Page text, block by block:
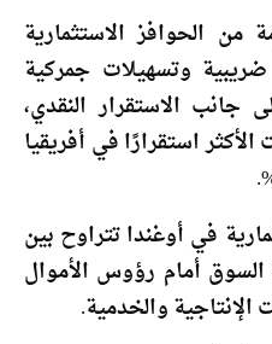
الحوافز الاستثمارية
وتسهيلات جمركية
جانب الاستقرار النقدي،
استقرارًا في أفريقيا
في أوغندا تتراوح بين
السوق أمام رؤوس الأموال
والخدمية.